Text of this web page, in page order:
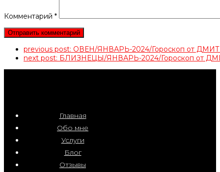
Комментарий *
previous post: ОВЕН/ЯНВАРЬ-2024/Гороскоп от
next post: БЛИЗНЕЦЫ/ЯНВАРЬ-2024/Гороскоп от
Главная
Обо мне
Услуги
Блог
Отзывы